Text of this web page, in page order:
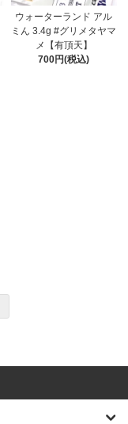
ウォーターランド アル
ミん 3.4g #グリメタヤマ
メ【有頂天】
700円(税込)